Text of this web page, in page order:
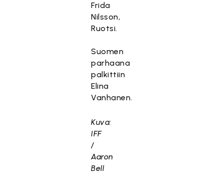
Frida
Nilsson,
Ruotsi.
Suomen
parhaana
palkittiin
Elina
Vanhanen.
Kuva:
IFF
/
Aaron
Bell